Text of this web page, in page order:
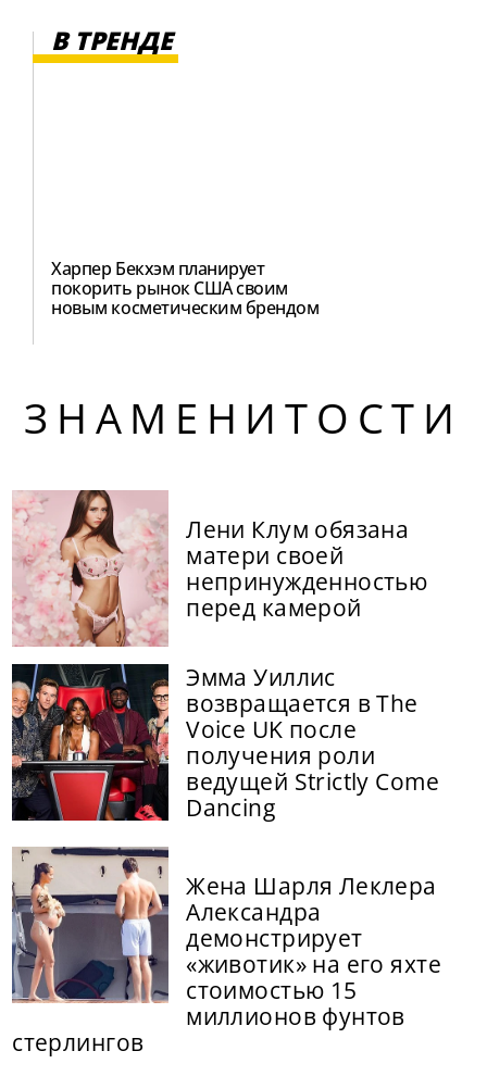
В ТРЕНДЕ
Харпер Бекхэм планирует
покорить рынок США своим
новым косметическим брендом
ЗНАМЕНИТОСТИ
Лени Клум обязана
матери своей
непринужденностью
перед камерой
Эмма Уиллис
возвращается в The
Voice UK после
получения роли
ведущей Strictly Come
Dancing
Жена Шарля Леклера
Александра
демонстрирует
«животик» на его яхте
стоимостью 15
миллионов фунтов
стерлингов